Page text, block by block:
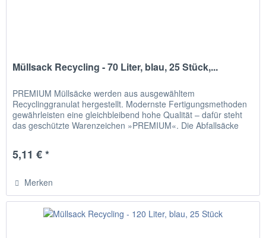
Müllsack Recycling - 70 Liter, blau, 25 Stück,...
PREMIUM Müllsäcke werden aus ausgewähltem
Recyclinggranulat hergestellt. Modernste Fertigungsmethoden
gewährleisten eine gleichbleibend hohe Qualität – dafür steht
das geschützte Warenzeichen »PREMIUM«. Die Abfallsäcke
5,11 € *
Merken